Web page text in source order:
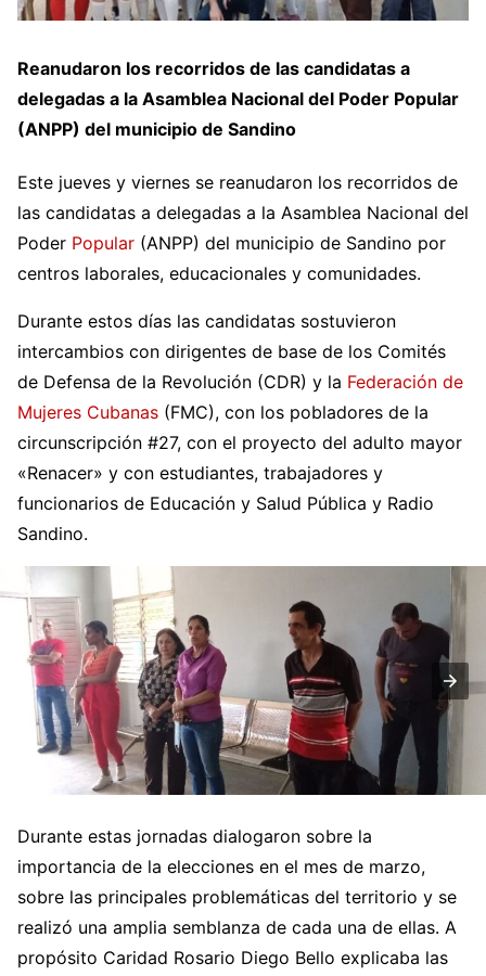
Reanudaron los recorridos de las candidatas a
delegadas a la Asamblea Nacional del Poder Popular
(ANPP) del municipio de Sandino
Este jueves y viernes se reanudaron los recorridos de
las candidatas a delegadas a la Asamblea Nacional del
Poder Popular (ANPP) del municipio de Sandino por
centros laborales, educacionales y comunidades.
Durante estos días las candidatas sostuvieron
intercambios con dirigentes de base de los Comités
de Defensa de la Revolución (CDR) y la Federación de
Mujeres Cubanas (FMC), con los pobladores de la
circunscripción #27, con el proyecto del adulto mayor
«Renacer» y con estudiantes, trabajadores y
funcionarios de Educación y Salud Pública y Radio
Sandino.
Durante estas jornadas dialogaron sobre la
importancia de la elecciones en el mes de marzo,
sobre las principales problemáticas del territorio y se
realizó una amplia semblanza de cada una de ellas. A
propósito Caridad Rosario Diego Bello explicaba las